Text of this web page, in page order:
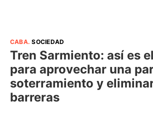
CABA.SOCIEDAD
Tren Sarmiento: así es
para aprovechar una
soterramiento y
barreras